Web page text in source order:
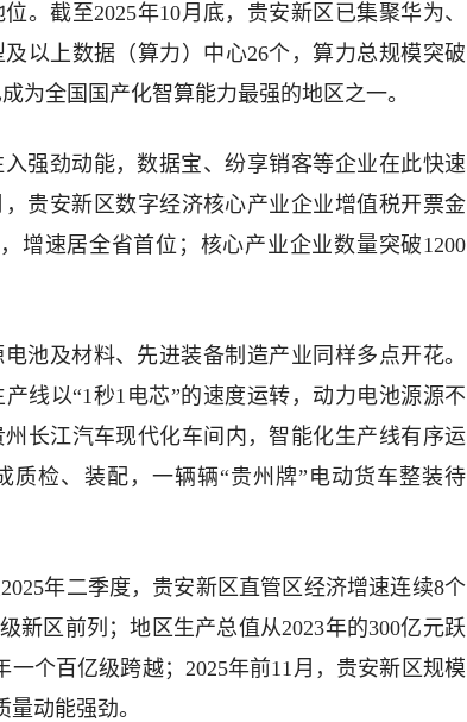
。截至2025年10月底，贵安新区已集聚华为、
以上数据（算力）中心26个，算力总规模突破
为全国国产化智算能力最强的地区之一。
强劲动能，数据宝、纷享销客等企业在此快速
贵安新区数字经济核心产业企业增值税开票金
增速居全省首位；核心产业企业数量突破1200
池及材料、先进装备制造产业同样多点开花。
线以“1秒1电芯”的速度运转，动力电池源源不
长江汽车现代化车间内，智能化生产线有序运
质检、装配，一辆辆“贵州牌”电动货车整装待
年二季度，贵安新区直管区经济增速连续8个
新区前列；地区生产总值从2023年的300亿元跃
一个百亿级跨越；2025年前11月，贵安新区规模
动能强劲。